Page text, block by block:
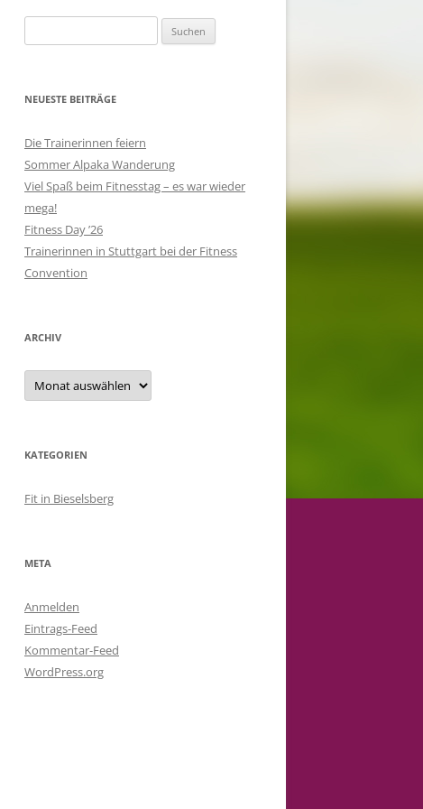
nach:
NEUESTE BEITRÄGE
Die Trainerinnen feiern
Sommer Alpaka Wanderung
Viel Spaß beim Fitnesstag – es war wieder
mega!
Fitness Day ’26
Trainerinnen in Stuttgart bei der Fitness
Convention
ARCHIV
Archiv
KATEGORIEN
Fit in Bieselsberg
META
Anmelden
Eintrags-Feed
Kommentar-Feed
WordPress.org